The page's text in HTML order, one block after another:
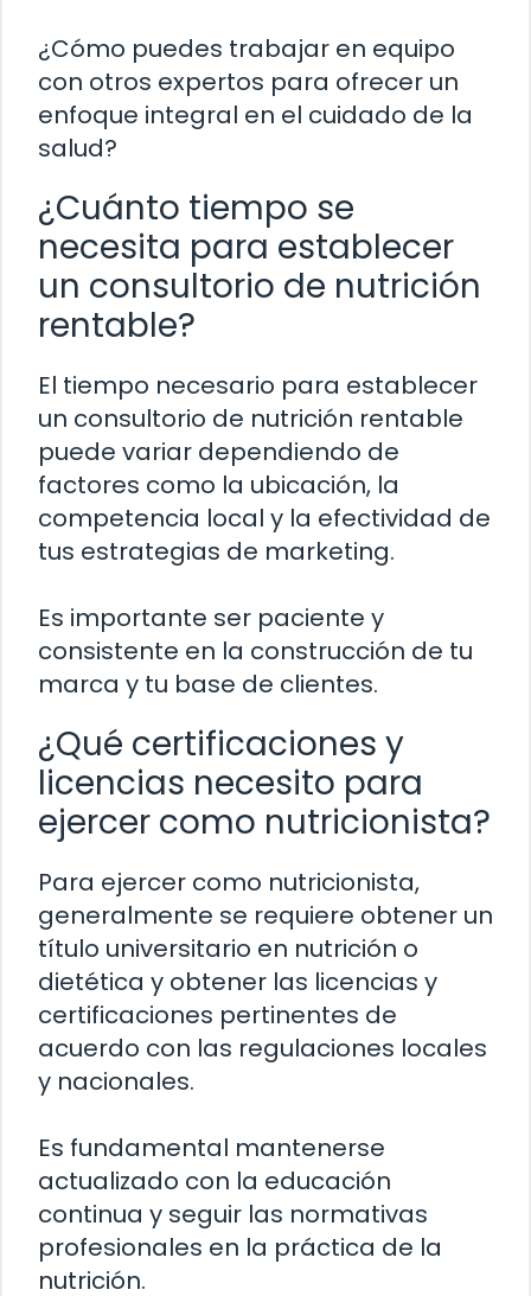
¿Cómo puedes trabajar en equipo
con otros expertos para ofrecer un
enfoque integral en el cuidado de la
salud?
¿Cuánto tiempo se
necesita para establecer
un consultorio de nutrición
rentable?
El tiempo necesario para establecer
un consultorio de nutrición rentable
puede variar dependiendo de
factores como la ubicación, la
competencia local y la efectividad de
tus estrategias de marketing.
Es importante ser paciente y
consistente en la construcción de tu
marca y tu base de clientes.
¿Qué certificaciones y
licencias necesito para
ejercer como nutricionista?
Para ejercer como nutricionista,
generalmente se requiere obtener un
título universitario en nutrición o
dietética y obtener las licencias y
certificaciones pertinentes de
acuerdo con las regulaciones locales
y nacionales.
Es fundamental mantenerse
actualizado con la educación
continua y seguir las normativas
profesionales en la práctica de la
nutrición.